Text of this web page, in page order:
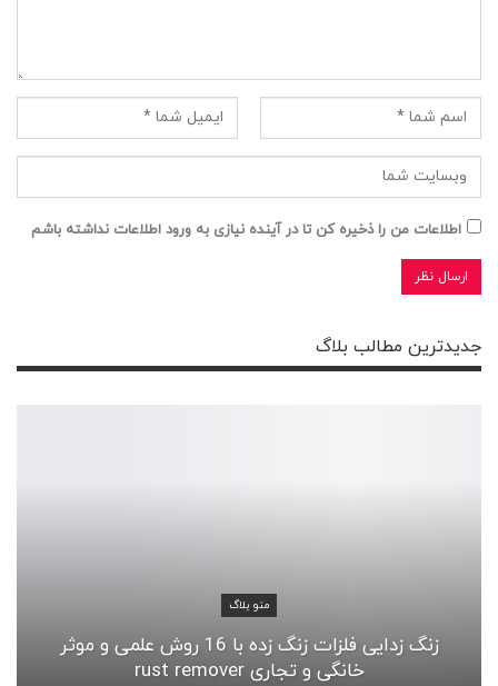
اطلاعات من را ذخیره کن تا در آینده نیازی به ورود اطلاعات نداشته باشم
جدیدترین مطالب بلاگ
منو بلاگ
زنگ زدایی فلزات زنگ زده با 16 روش علمی و موثر
خانگی و تجاری rust remover